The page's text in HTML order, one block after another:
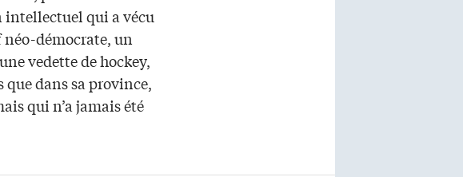
qui a vécu
néo-démocrate, un
vedette de hockey,
dans sa province,
qui n’a jamais été